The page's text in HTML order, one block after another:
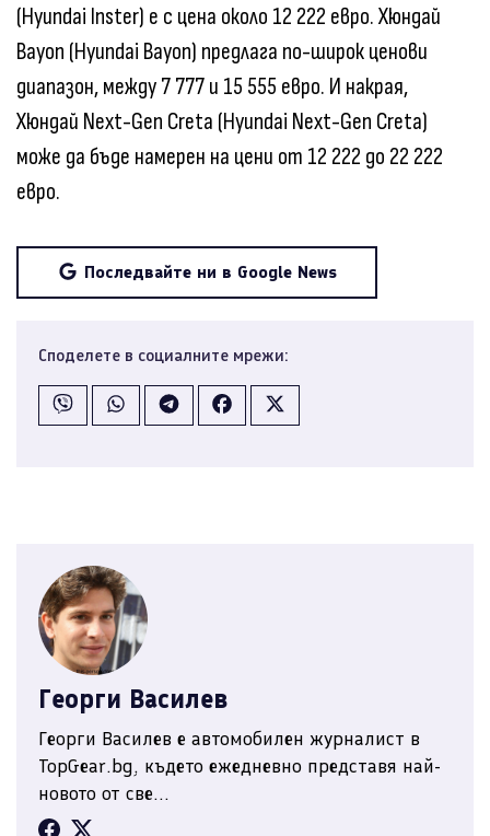
(Hyundai Inster) е с цена около 12 222 евро. Хюндай
Bayon (Hyundai Bayon) предлага по-широк ценови
диапазон, между 7 777 и 15 555 евро. И накрая,
Хюндай Next-Gen Creta (Hyundai Next-Gen Creta)
може да бъде намерен на цени от 12 222 до 22 222
евро.
Последвайте ни в Google News
Споделете в социалните мрежи:
Георги Василев
Георги Василев е автомобилен журналист в
TopGear.bg, където ежедневно представя най-
новото от све...